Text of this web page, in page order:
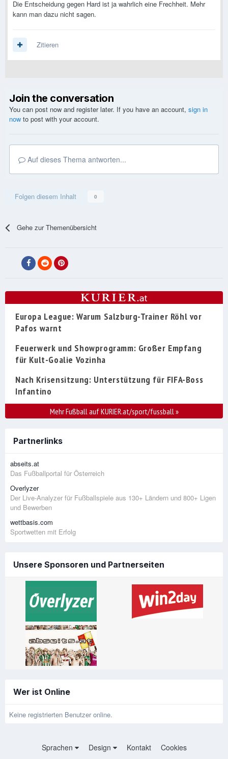
Die Entscheidung gegen Hard ist ja wahrlich eine Frechheit. Mehr
kann man dazu nicht sagen.
Zitieren
Join the conversation
You can post now and register later. If you have an account, sign in
now to post with your account.
Auf dieses Thema antworten...
Folgen diesem Inhalt 0
Gehe zur Themenübersicht
Europa League: Warum Salzburg-Trainer Röhl vor
Pafos warnt
Feuerwerk und Showprogramm: Großer Empfang
für Kult-Goalie Vozinha
Nach Krisensitzung: Unterstützung für FIFA-Boss
Infantino
Mehr Fußball auf KURIER.at/sport/fussball»
Partnerlinks
abseits.at
Das Fußballportal für Österreich
Overlyzer
Der Live-Analyzer für Fußballspiele aus 130+ Ländern und 800+ Ligen
und Bewerben
wettbasis.com
Sportwetten mit Erfolg
Unsere Sponsoren und Partnerseiten
Wer ist Online
Keine registrierten Benutzer online.
Sprachen Design Kontakt Cookies